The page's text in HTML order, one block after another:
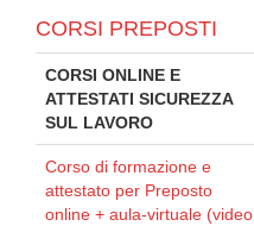
CORSI PREPOSTI
CORSI ONLINE E
ATTESTATI SICUREZZA
SUL LAVORO
Corso di formazione e
attestato per Preposto
online + aula-virtuale (video